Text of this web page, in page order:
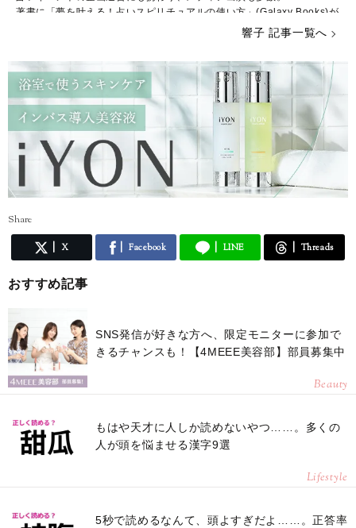
著書に「夢を叶える！占いスピリチュアルの使い方」(Galaxy Books)が
響子 記事一覧へ
Share
X Facebook LINE Threads
おすすめ記事
SNS発信が好きな方へ、限定モニターに参加で
きるチャンスも！【4MEEE美容部】部員募集中
Beauty
もはや天才に人しか読めないやつ……。多くの
人が頭を悩ませる漢字9選
Lifestyle
5秒で読めるなんて、頭よすぎだよ……。正答率